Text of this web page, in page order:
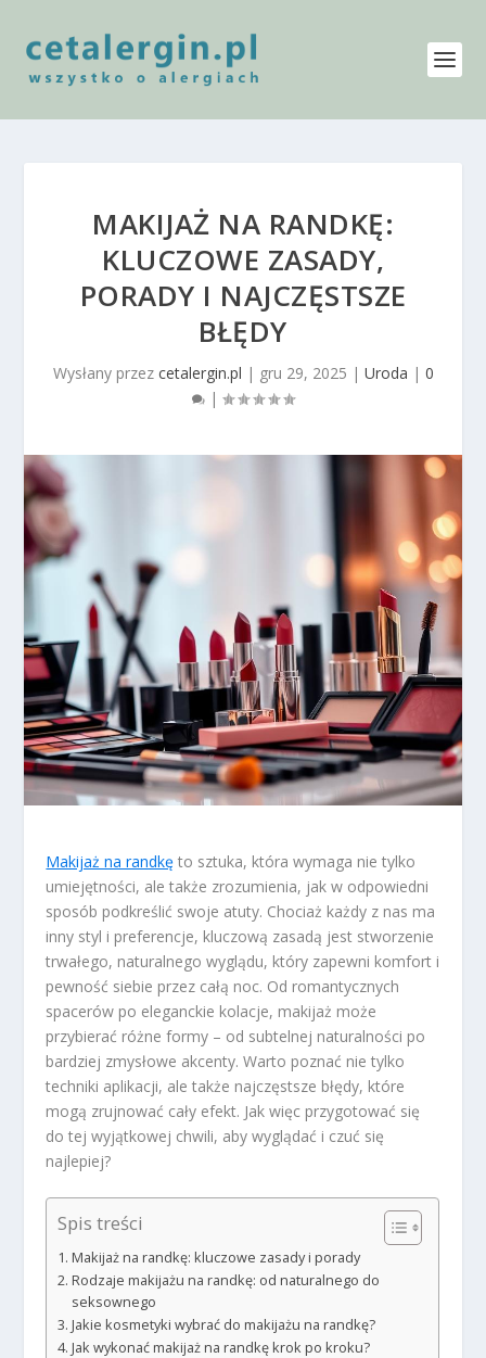
MAKIJAŻ NA RANDKĘ:
KLUCZOWE ZASADY,
PORADY I NAJCZĘSTSZE
BŁĘDY
Wysłany przez cetalergin.pl | gru 29, 2025 | Uroda | 0
|
Makijaż na randkę to sztuka, która wymaga nie tylko
umiejętności, ale także zrozumienia, jak w odpowiedni
sposób podkreślić swoje atuty. Chociaż każdy z nas ma
inny styl i preferencje, kluczową zasadą jest stworzenie
trwałego, naturalnego wyglądu, który zapewni komfort i
pewność siebie przez całą noc. Od romantycznych
spacerów po eleganckie kolacje, makijaż może
przybierać różne formy – od subtelnej naturalności po
bardziej zmysłowe akcenty. Warto poznać nie tylko
techniki aplikacji, ale także najczęstsze błędy, które
mogą zrujnować cały efekt. Jak więc przygotować się
do tej wyjątkowej chwili, aby wyglądać i czuć się
najlepiej?
Spis treści
Makijaż na randkę: kluczowe zasady i porady
Rodzaje makijażu na randkę: od naturalnego do
seksownego
Jakie kosmetyki wybrać do makijażu na randkę?
Jak wykonać makijaż na randkę krok po kroku?